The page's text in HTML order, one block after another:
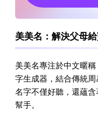
美美名：解決父母
美美名專注於中文暱
字生成器，結合傳統
名字不僅好聽，還蘊
幫手。